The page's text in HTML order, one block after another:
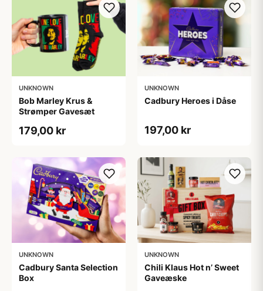
UNKNOWN
Bob Marley Krus &
Strømper Gavesæt
179,00 kr
UNKNOWN
Cadbury Heroes i Dåse
197,00 kr
UNKNOWN
Cadbury Santa Selection
Box
UNKNOWN
Chili Klaus Hot n’ Sweet
Gaveæske